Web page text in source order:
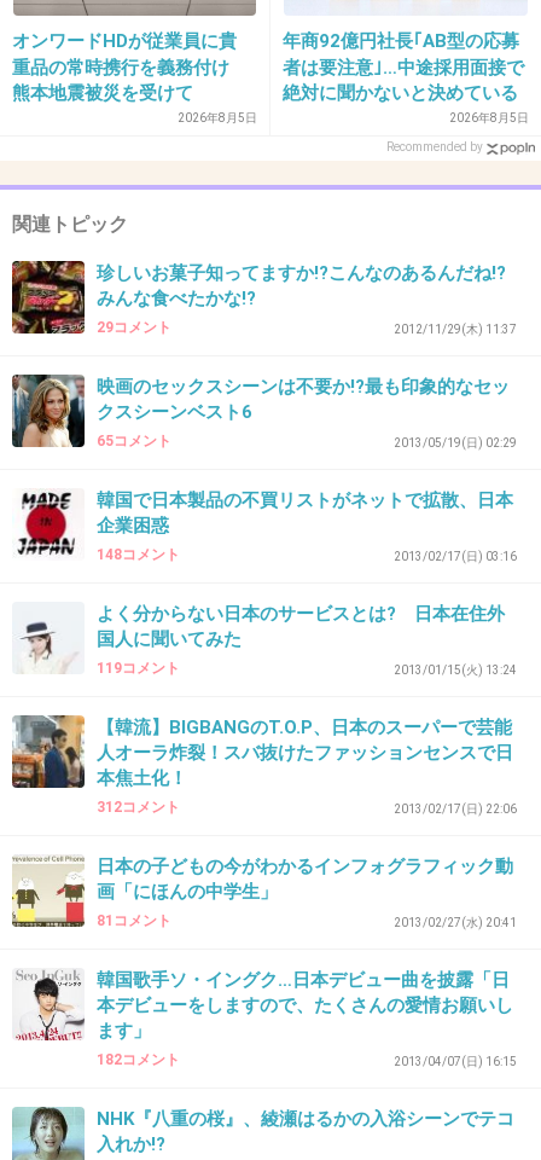
36. 匿名2013/08/14(水) 16:26:17
登場人物がタバコ吸うのは、別にこの映画に限
ったことじゃないでしょ。
+118 -3
37. 匿名2013/08/14(水) 16:26:55
禁煙学会だからっていちいちたばこ箇所で獲物
+47 -2
2013/08/14(水) 16:27:17
そもそも子供向けの映画ではありません
確かに多いです。
うちの夫は禁煙して１０年以上経っているのに「あの映画を見ていたらまた吸
いたくなった」と言ってました。
40. 匿名2013/08/14(水) 16:28:39
がらの喫煙描写は問題です」と指摘し、
オンワードHDが従業員に貴
重品の常時携行を義務付け
熊本地震被災を受けて
2026年8月5日
年商92億円社長｢AB型の応募
者は要注意｣…中途採用面接で
絶対に聞かないと決めている
2026年8月5日
Recommended by
関連トピック
珍しいお菓子知ってますか!?こんなのあるんだね!?
みんな食べたかな!?
29コメント 2012/11/29(木) 11:37
映画のセックスシーンは不要か!?最も印象的なセッ
クスシーンベスト6
65コメント 2013/05/19(日) 02:29
韓国で日本製品の不買リストがネットで拡散、日本
企業困惑
148コメント 2013/02/17(日) 03:16
よく分からない日本のサービスとは? 日本在住外
国人に聞いてみた
119コメント 2013/01/15(火) 13:24
【韓流】BIGBANGのT.O.P、日本のスーパーで芸能
人オーラ炸裂！スバ抜けたファッションセンスで日
本焦土化！
312コメント 2013/02/17(日) 22:06
日本の子どもの今がわかるインフォグラフィック動
画「にほんの中学生」
81コメント 2013/02/27(水) 20:41
韓国歌手ソ・イングク…日本デビュー曲を披露「日
本デビューをしますので、たくさんの愛情お願いし
ます」
182コメント 2013/04/07(日) 16:15
NHK『八重の桜』、綾瀬はるかの入浴シーンでテコ
入れか!?